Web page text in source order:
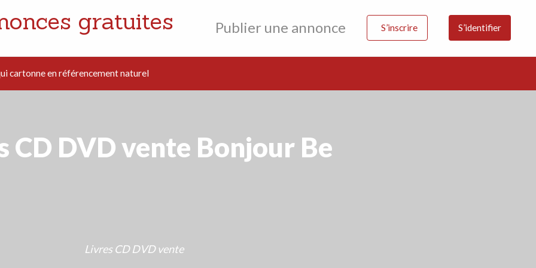
gratuites Publier une annonce S’inscrire S’identifier
cartonne en référencement naturel
CD DVD vente Bonjour Be
Livres CD DVD vente